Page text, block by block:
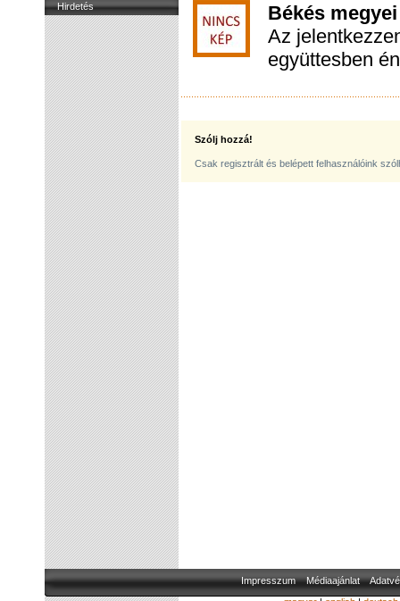
Hirdetés
Békés
Az
együttesben
Szólj hozzá!
Csak regisztrált és belépett felhasználóink
Impresszum Médiaajánlat